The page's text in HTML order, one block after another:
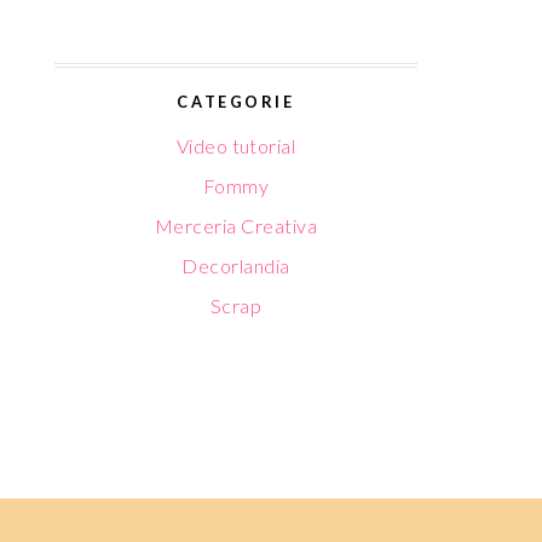
CATEGORIE
Video tutorial
Fommy
Merceria Creativa
Decorlandia
Scrap